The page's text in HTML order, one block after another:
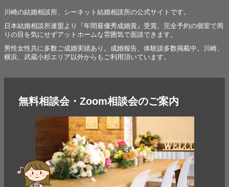
川崎の結婚相談所、シーネット結婚相談所の公式サイトです。
日本結婚相談所連盟より『年間最優秀成婚賞』受賞。完全予約の個室で周
りの目を気にせずアットホームな雰囲気で面談できます。
男性女性共に多数ご成婚実績あり。成婚報告、体験談多数掲載中。川崎、
横浜、武蔵小杉エリア以外からもご利用頂いています。
無料相談会・Zoom相談会のご案内